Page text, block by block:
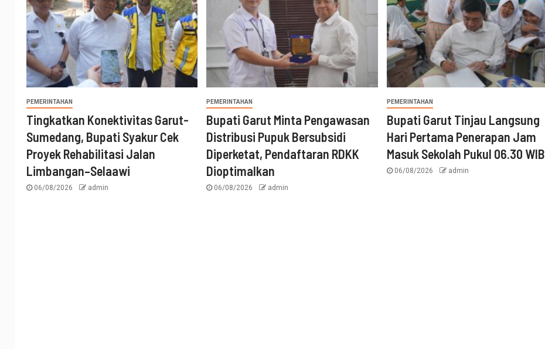
PEMERINTAHAN
Tingkatkan Konektivitas Garut-
Sumedang, Bupati Syakur Cek
Proyek Rehabilitasi Jalan
Limbangan–Selaawi
06/08/2026 admin
PEMERINTAHAN
Bupati Garut Minta Pengawasan
Distribusi Pupuk Bersubsidi
Diperketat, Pendaftaran RDKK
Dioptimalkan
06/08/2026 admin
PEMERINTAHAN
Bupati Garut Tinjau Langsung
Hari Pertama Penerapan Jam
Masuk Sekolah Pukul 06.30 WIB
06/08/2026 admin